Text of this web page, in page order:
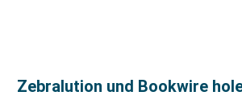
Zebralution und Bookwire